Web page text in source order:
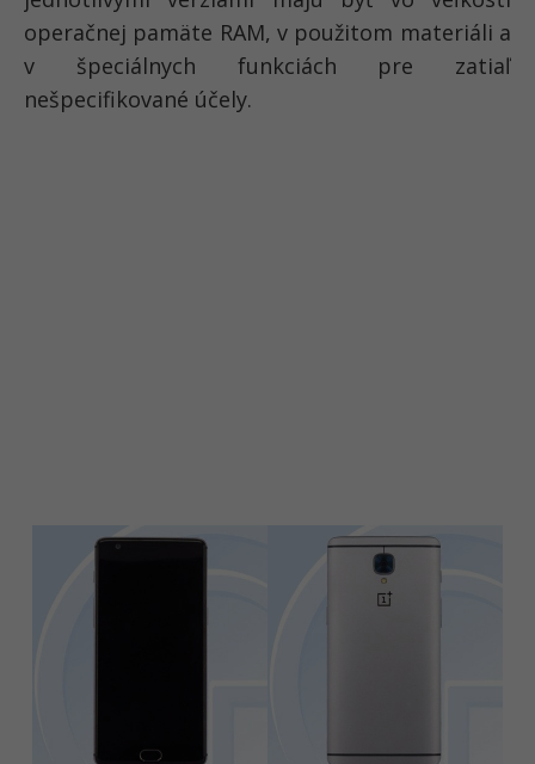
operačnej pamäte RAM, v použitom materiáli a
v špeciálnych funkciách pre zatiaľ
nešpecifikované účely.